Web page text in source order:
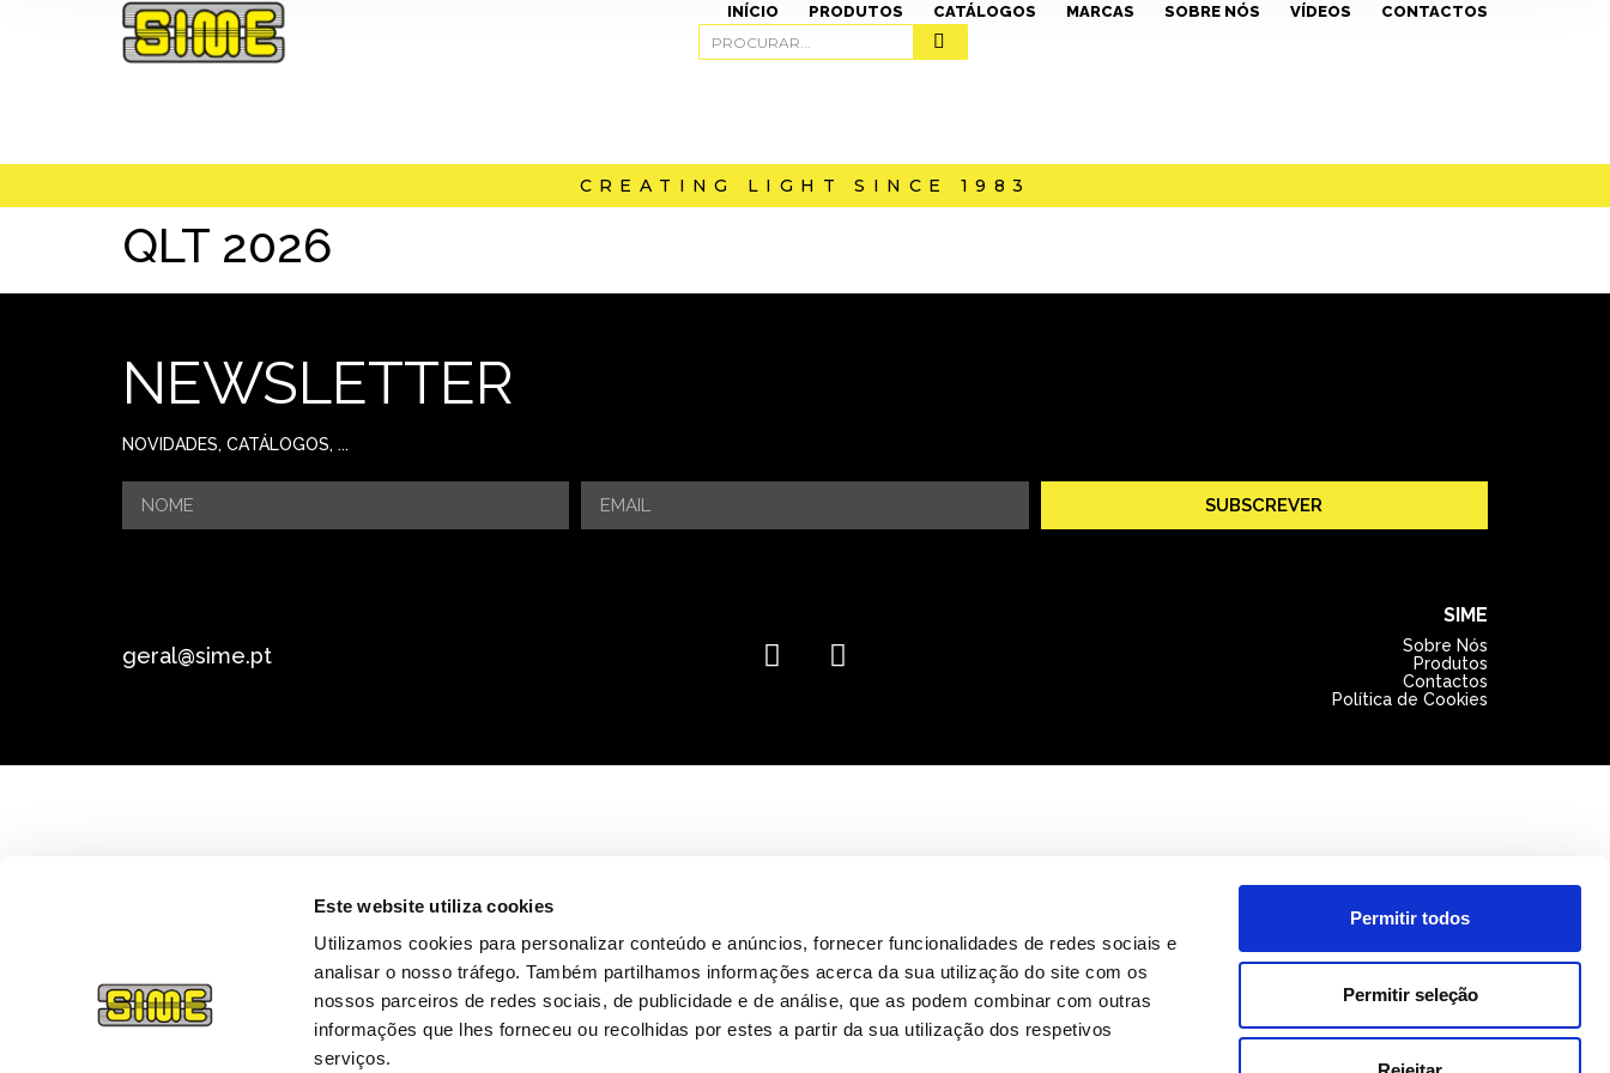
Este website utiliza cookies
Utilizamos cookies para personalizar conteúdo e anúncios, fornecer funcionalidades de redes sociais e
analisar o nosso tráfego. Também partilhamos informações acerca da sua utilização do site com os
nossos parceiros de redes sociais, de publicidade e de análise, que as podem combinar com outras
informações que lhes forneceu ou recolhidas por estes a partir da sua utilização dos respetivos
serviços.
Permitir todos
Permitir seleção
INÍCIO PRODUTOS CATÁLOGOS MARCAS SOBRE NÓS VÍDEOS CONTACTOS
CREATING LIGHT SINCE 1983
QLT 2026
NEWSLETTER
NOVIDADES, CATÁLOGOS, ...
SUBSCREVER
geral@sime.pt
SIME
Sobre Nós
Produtos
Contactos
Política de Cookies